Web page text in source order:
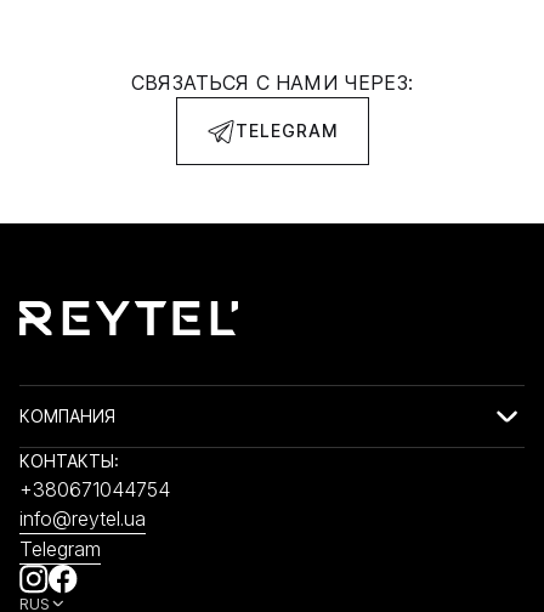
СВЯЗАТЬСЯ С НАМИ ЧЕРЕЗ:
TELEGRAM
КОМПАНИЯ
КОНТАКТЫ:
+380671044754
info@reytel.ua
Telegram
RUS